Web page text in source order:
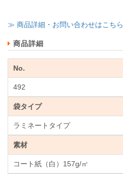
≫ 商品詳細・お問い合わせはこちら
商品詳細
No.
492
袋タイプ
ラミネートタイプ
素材
コート紙（白）157g/㎡